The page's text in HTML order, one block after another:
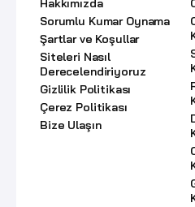
Hakkımızda
Sorumlu Kumar Oynama
Şartlar ve Koşullar
Siteleri Nasıl
Derecelendiriyoruz
Gizlilik Politikası
Çerez Politikası
Bize Ulaşın